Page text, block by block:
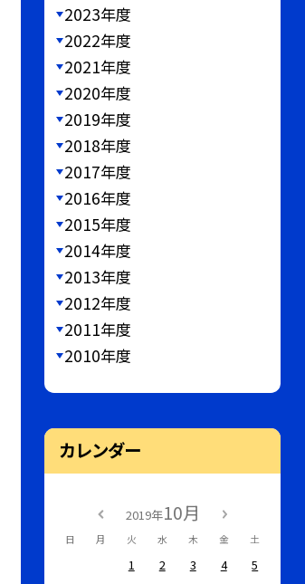
2023年度
2022年度
2021年度
2020年度
2019年度
2018年度
2017年度
2016年度
2015年度
2014年度
2013年度
2012年度
2011年度
2010年度
カレンダー
2019年10月
日 月 火 水 木 金 土
1 2 3 4
5